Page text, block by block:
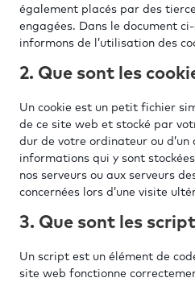
également placés par des
engagées. Dans le document ci-
informons de l’utilisation des
2. Que sont les
Un cookie est un petit fichier
de ce site web et stocké par
dur de votre ordinateur ou
informations qui y sont
nos serveurs ou aux serveurs
concernées lors d’une visite
3. Que sont les
Un script est un élément de
site web fonctionne